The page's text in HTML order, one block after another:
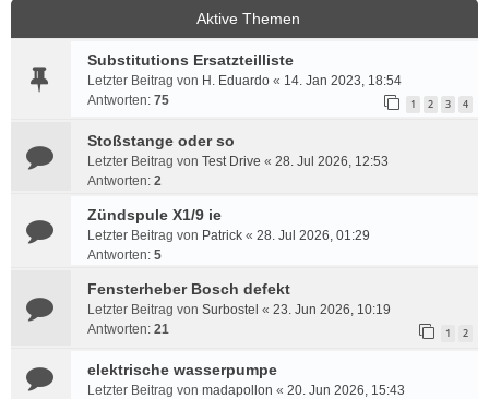
Aktive Themen
Substitutions Ersatzteilliste
Letzter Beitrag von H. Eduardo « 14. Jan 2023, 18:54
Antworten: 75 1 2 3 4
Stoßstange oder so
Letzter Beitrag von Test Drive « 28. Jul 2026, 12:53
Antworten: 2
Zündspule X1/9 ie
Letzter Beitrag von Patrick « 28. Jul 2026, 01:29
Antworten: 5
Fensterheber Bosch defekt
Letzter Beitrag von Surbostel « 23. Jun 2026, 10:19
Antworten: 21 1 2
elektrische wasserpumpe
Letzter Beitrag von madapollon « 20. Jun 2026, 15:43